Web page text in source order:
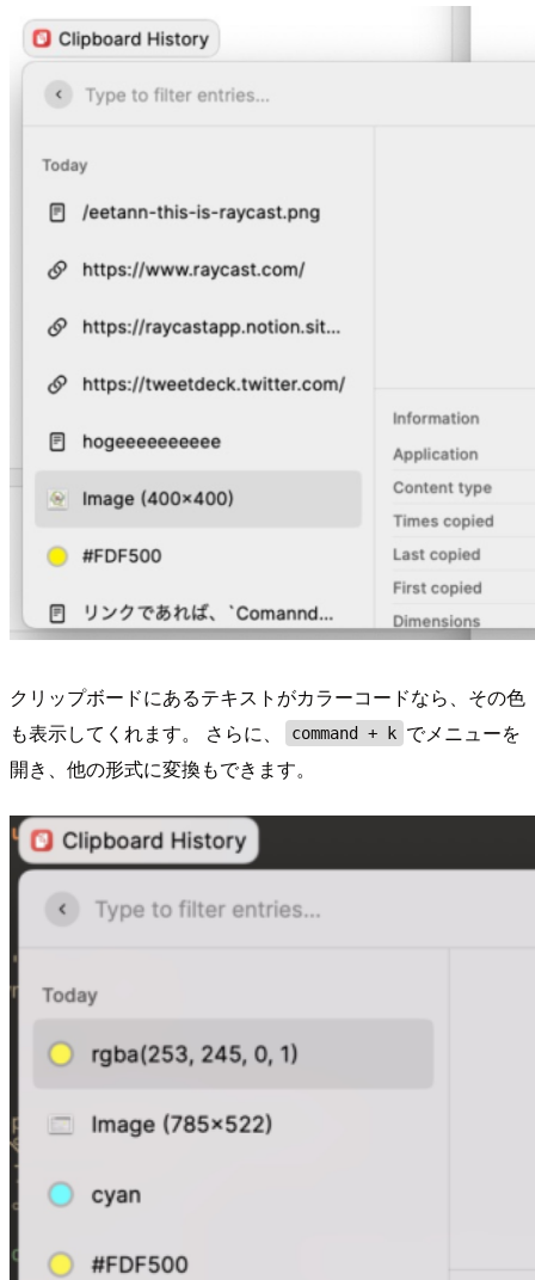
クリップボードにあるテキストがカラーコードなら、その色
も表示してくれます。 さらに、
command + k でメニューを
開き、他の形式に変換もできます。